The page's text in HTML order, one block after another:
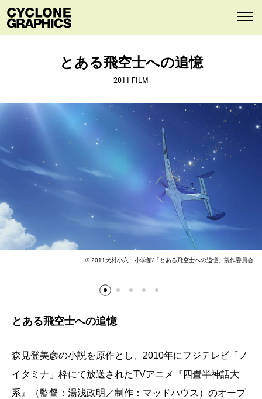
とある飛空士への追憶
2011 FILM
© 2011犬村小六・小学館/「とある飛空士への追憶」製作委員会
とある飛空士への追憶
森見登美彦の小説を原作とし、2010年にフジテレビ「ノ
イタミナ」枠にて放送されたTVアニメ『四畳半神話大
系』（監督：湯浅政明／制作：マッドハウス）のオープ